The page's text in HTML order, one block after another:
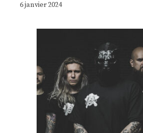
6 janvier 2024